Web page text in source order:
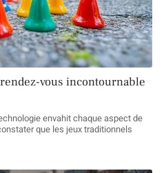
vous incontournable
envahit chaque aspect de
que les jeux traditionnels